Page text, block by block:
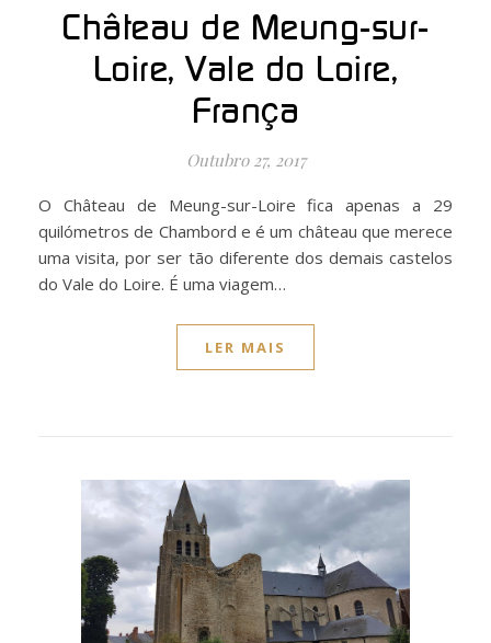
Château de Meung-sur-
Loire, Vale do Loire,
França
Outubro 27, 2017
O Château de Meung-sur-Loire fica apenas a 29
quilómetros de Chambord e é um château que merece
uma visita, por ser tão diferente dos demais castelos
do Vale do Loire. É uma viagem…
LER MAIS